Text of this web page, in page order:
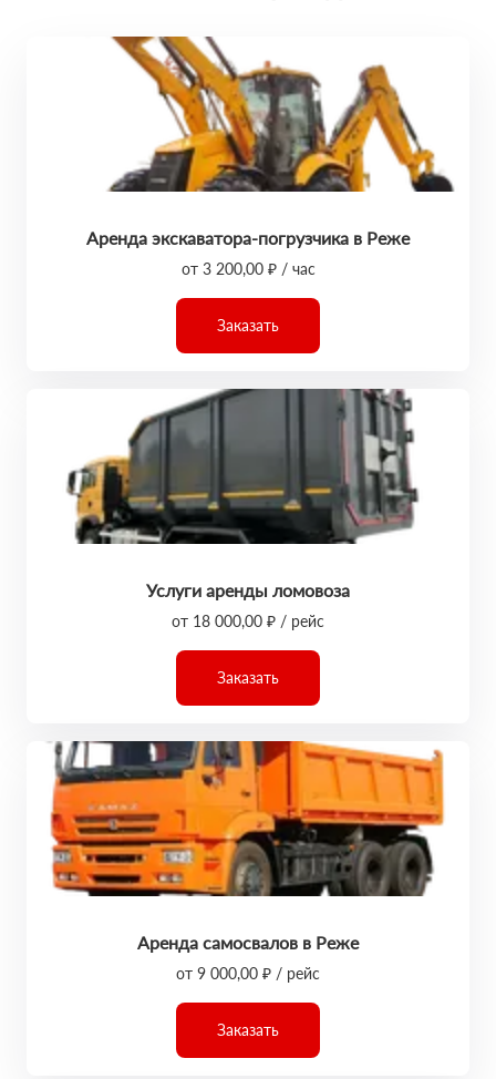
Аренда экскаватора-погрузчика в Реже
от 3 200,00 ₽ / час
Заказать
Услуги аренды ломовоза
от 18 000,00 ₽ / рейс
Заказать
Аренда самосвалов в Реже
от 9 000,00 ₽ / рейс
Заказать